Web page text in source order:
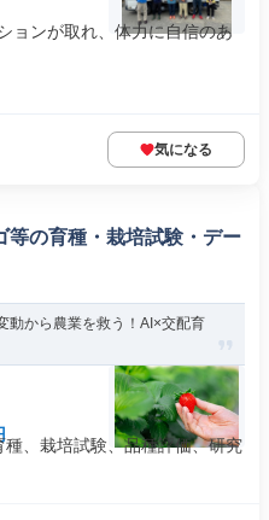
ョンが取れ、体力に自信のあ
気になる
等の育種・栽培試験・デー
動から農業を救う！AI×交配育
、栽培試験、品種評価、研究